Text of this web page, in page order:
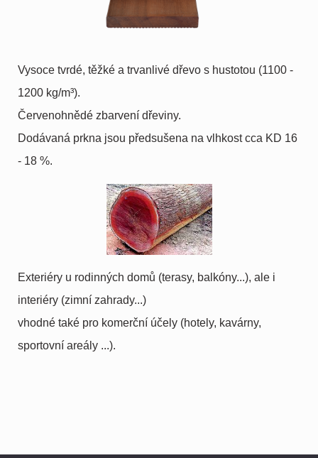
Vysoce tvrdé, těžké a trvanlivé dřevo s hustotou (1100 -
1200 kg/m³).
Červenohnědé zbarvení dřeviny.
Dodávaná prkna jsou předsušena na vlhkost cca KD 16
- 18 %.
Exteriéry u rodinných domů (terasy, balkóny...), ale i
interiéry (zimní zahrady...)
vhodné také pro komerční účely (hotely, kavárny,
sportovní areály ...).